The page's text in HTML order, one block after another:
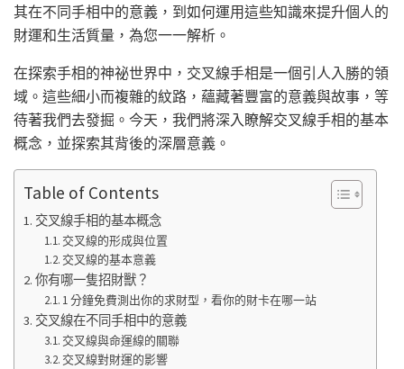
其在不同手相中的意義，到如何運用這些知識來提升個人的
財運和生活質量，為您一一解析。
在探索手相的神祕世界中，交叉線手相是一個引人入勝的領
域。這些細小而複雜的紋路，蘊藏著豐富的意義與故事，等
待著我們去發掘。今天，我們將深入瞭解交叉線手相的基本
概念，並探索其背後的深層意義。
Table of Contents
交叉線手相的基本概念
交叉線的形成與位置
交叉線的基本意義
你有哪一隻招財獸？
1 分鐘免費測出你的求財型，看你的財卡在哪一站
交叉線在不同手相中的意義
交叉線與命運線的關聯
交叉線對財運的影響